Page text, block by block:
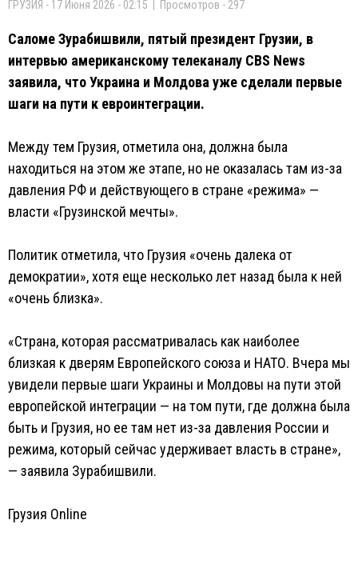
ГРУЗИЯ - 17 Июня 2026 - 02:15 | Просмотров - 297
Саломе Зурабишвили, пятый президент Грузии, в
интервью американскому телеканалу CBS News
заявила, что Украина и Молдова уже сделали первые
шаги на пути к евроинтеграции.
Между тем Грузия, отметила она, должна была
находиться на этом же этапе, но не оказалась там из-за
давления РФ и действующего в стране «режима» —
власти «Грузинской мечты».
Политик отметила, что Грузия «очень далека от
демократии», хотя еще несколько лет назад была к ней
«очень близка».
«Страна, которая рассматривалась как наиболее
близкая к дверям Европейского союза и НАТО. Вчера мы
увидели первые шаги Украины и Молдовы на пути этой
европейской интеграции — на том пути, где должна была
быть и Грузия, но ее там нет из-за давления России и
режима, который сейчас удерживает власть в стране»,
— заявила Зурабишвили.
Грузия Online